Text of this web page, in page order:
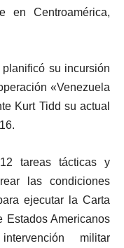
en Centroamérica,
su incursión
«Venezuela
Kurt Tidd su actual
tareas tácticas y
las condiciones
ejecutar la Carta
Estados Americanos
militar